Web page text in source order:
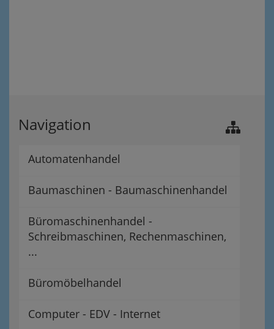
Navigation
Automatenhandel
Baumaschinen - Baumaschinenhandel
Büromaschinenhandel -
Schreibmaschinen, Rechenmaschinen,
...
Büromöbelhandel
Computer - EDV - Internet